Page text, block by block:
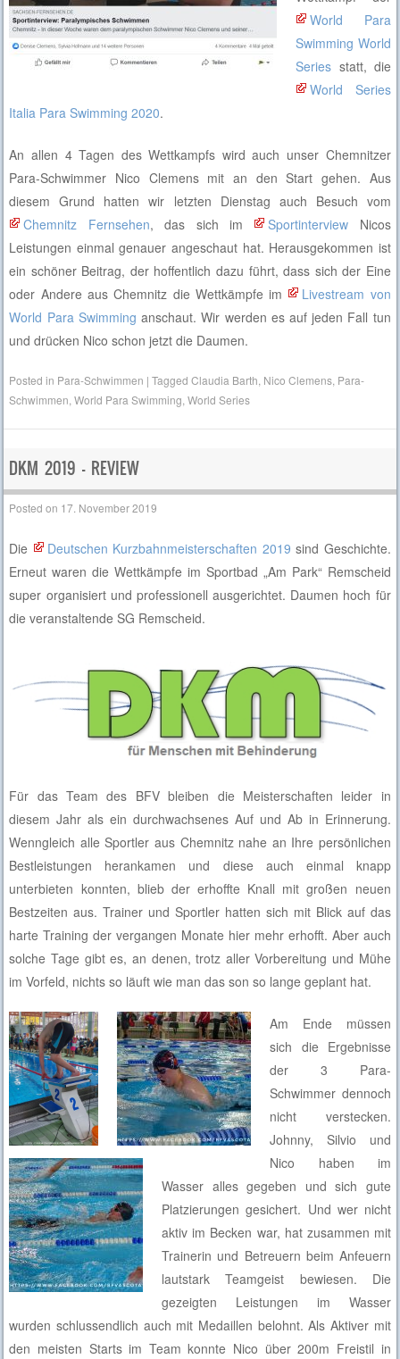
World Para
Swimming World
Series statt, die
World Series
Italia Para Swimming 2020.
An allen 4 Tagen des Wettkampfs wird auch unser Chemnitzer
Para-Schwimmer Nico Clemens mit an den Start gehen. Aus
diesem Grund hatten wir letzten Dienstag auch Besuch vom
Chemnitz Fernsehen, das sich im Sportinterview Nicos
Leistungen einmal genauer angeschaut hat. Herausgekommen ist
ein schöner Beitrag, der hoffentlich dazu führt, dass sich der Eine
oder Andere aus Chemnitz die Wettkämpfe im
Livestream von
World Para Swimming anschaut. Wir werden es auf jeden Fall tun
und drücken Nico schon jetzt die Daumen.
Posted in Para-Schwimmen |TaggedClaudia Barth Nico Clemens Para-
Schwimmen ,World Para Swimming ,World Series
DKM 2019 – REVIEW
Posted on 17. November 2019
Die Deutschen Kurzbahnmeisterschaften 2019 sind Geschichte.
Erneut waren die Wettkämpfe im Sportbad „Am Park“ Remscheid
super organisiert und professionell ausgerichtet. Daumen hoch für
die veranstaltende SG Remscheid.
Für das Team des BFV bleiben die Meisterschaften leider in
diesem Jahr als ein durchwachsenes Auf und Ab in Erinnerung.
Wenngleich alle Sportler aus Chemnitz nahe an Ihre persönlichen
Bestleistungen herankamen und diese auch einmal knapp
unterbieten konnten, blieb der erhoffte Knall mit großen neuen
Bestzeiten aus. Trainer und Sportler hatten sich mit Blick auf das
harte Training der vergangen Monate hier mehr erhofft. Aber auch
solche Tage gibt es, an denen, trotz aller Vorbereitung und Mühe
im Vorfeld, nichts so läuft wie man das son so lange geplant hat.
Am Ende müssen
sich die Ergebnisse
der 3 Para-
Schwimmer dennoch
nicht verstecken.
Johnny, Silvio und
Nico haben im
Wasser alles gegeben und sich gute
Platzierungen gesichert. Und wer nicht
aktiv im Becken war, hat zusammen mit
Trainerin und Betreuern beim Anfeuern
lautstark Teamgeist bewiesen. Die
gezeigten Leistungen im Wasser
wurden schlussendlich auch mit Medaillen belohnt. Als Aktiver mit
den meisten Starts im Team konnte Nico über 200m Freistil in